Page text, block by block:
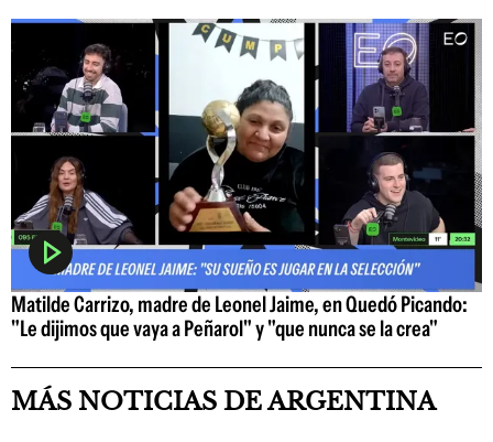
Matilde Carrizo, madre de Leonel Jaime, en Quedó Picando:
"Le dijimos que vaya a Peñarol" y "que nunca se la crea"
MÁS NOTICIAS DE ARGENTINA